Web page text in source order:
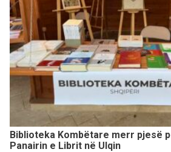
Biblioteka Kombëtare merr pjesë
Panairin e Librit në Ulqin